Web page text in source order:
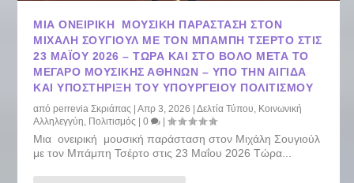
ΜΙΑ ΟΝΕΙΡΙΚΉ ΜΟΥΣΙΚΉ ΠΑΡΆΣΤΑΣΗ ΣΤΟΝ
ΜΙΧΆΛΗ ΣΟΥΓΙΟΎΛ ΜΕ ΤΟΝ ΜΠΆΜΠΗ ΤΣΈΡΤΟ ΣΤΙΣ
23 ΜΑΪ́ΟΥ 2026 – TΏΡΑ ΚΑΙ ΣΤΟ ΒΌΛΟ ΜΕΤΆ ΤΟ
ΜΈΓΑΡΟ ΜΟΥΣΙΚΉΣ ΑΘΗΝΏΝ – ΥΠΌ ΤΗΝ ΑΙΓΊΔΑ
ΚΑΙ ΥΠΟΣΤΉΡΙΞΗ ΤΟΥ ΥΠΟΥΡΓΕΊΟΥ ΠΟΛΙΤΙΣΜΟΎ
απόperrevia Σκριάπας |Απρ 3, 2026 |Δελτία Τύπου, Κοινωνική
Αλληλεγγύη, Πολιτισμός |0 |
Μια ονειρική μουσική παράσταση στον Μιχάλη Σουγιούλ
με τον Μπάμπη Τσέρτο στις 23 Μαΐου 2026 Tώρα...